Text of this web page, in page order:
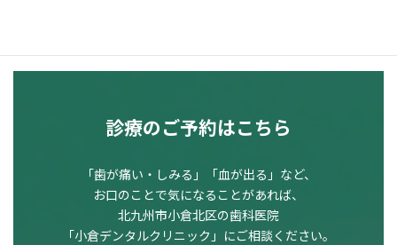
診療のご予約はこちら
「歯が痛い・しみる」「血が出る」など、
お口のことで気になることがあれば、
北九州市小倉北区の歯科医院
「小倉デンタルクリニック」にご相談ください。